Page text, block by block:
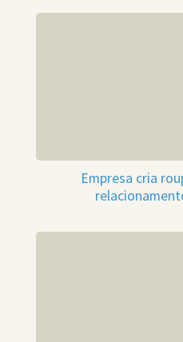
Empresa cria